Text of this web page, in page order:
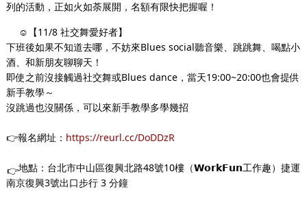
列的活動，正如火如荼展開，名額有限快把握喔！
☺【11/8 社交舞愛好者】
下班後如果不知道去哪，不妨來Blues social聽音樂、跳跳舞、喝點小
酒、和新朋友聊聊天！
即使之前沒接觸過社交舞或Blues dance，當天19:00~20:00也會提供
新手教學～
沒跳過也沒關係，可以來新手教學多學幾招
👉報名網址： https://reurl.cc/DoDDzR
👉地點：台北市中山區復興北路48號10樓（𝗪𝗼𝗿𝗸𝗙𝘂𝗻工作趣）捷運
南京復興3號出口步行 3 分鐘